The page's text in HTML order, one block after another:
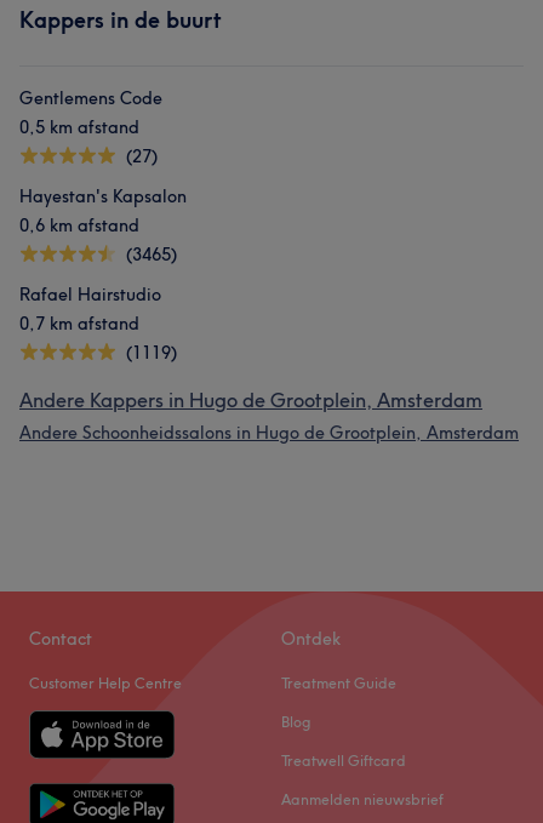
Kappers in de buurt
Gentlemens Code
0,5 km afstand
(27)
Hayestan's Kapsalon
0,6 km afstand
(3465)
Rafael Hairstudio
0,7 km afstand
(1119)
Andere Kappers in Hugo de Grootplein, Amsterdam
Andere Schoonheidssalons in Hugo de Grootplein, Amsterdam
Contact
Customer Help Centre
Ontdek
Treatment Guide
Blog
Treatwell Giftcard
Aanmelden nieuwsbrief